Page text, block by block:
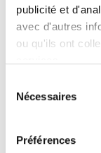
publicité et
avec d'autres
ou qu'ils ont
Nécessaires
Préférences
À
Par